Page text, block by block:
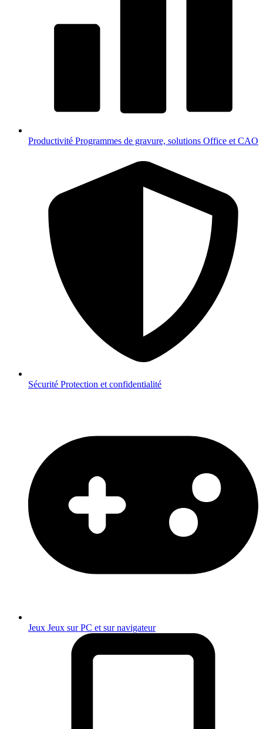
Productivité Programmes de gravure, solutions Office et CAO
Sécurité Protection et confidentialité
Jeux Jeux sur PC et sur navigateur